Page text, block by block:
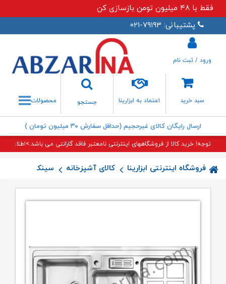
فقط با ۴۸ میلیون تومن بازسازی کن
پشتیبانی: ۷۹۱۹۳-۰۲۱
سبد خرید اعتماد به ابزارینا
جستجو
جستجو
ورود / ثبت نام
محصولات
ارسال رایگان کالای غیرحجیم (حداقل سفارش ۳۰ میلیون تومان )
توجه! خرید کالا از فروشگاههای اینترنتی نامعتبر فاقد گارانتی می باشد.>اطلاعات
فروشگاه اینترنتی ابزارینا کالای آشپزخانه سینک آشپزخانه